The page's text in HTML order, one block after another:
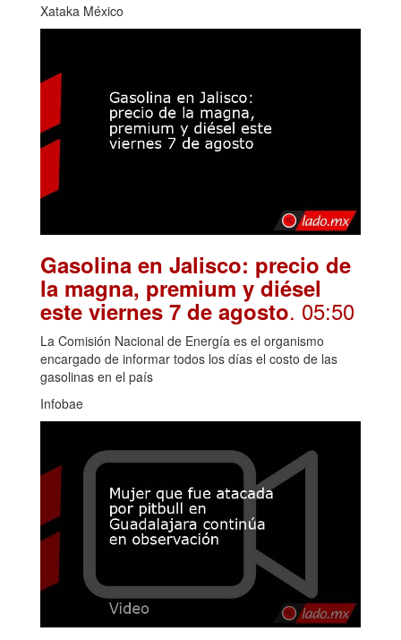
Xataka México
Gasolina en Jalisco: precio de
la magna, premium y diésel
este viernes 7 de agosto. 05:50
La Comisión Nacional de Energía es el organismo
encargado de informar todos los días el costo de las
gasolinas en el país
Infobae